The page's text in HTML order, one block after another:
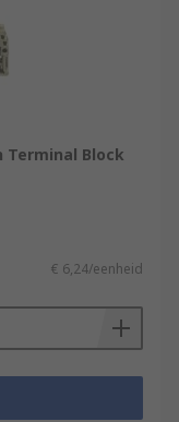
Terminal Block
€ 6,24/eenheid